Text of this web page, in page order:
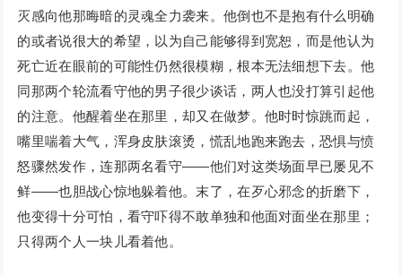
灭感向他那晦暗的灵魂全力袭来。他倒也不是抱有什么明确
的或者说很大的希望，以为自己能够得到宽恕，而是他认为
死亡近在眼前的可能性仍然很模糊，根本无法细想下去。他
同那两个轮流看守他的男子很少谈话，两人也没打算引起他
的注意。他醒着坐在那里，却又在做梦。他时时惊跳而起，
嘴里喘着大气，浑身皮肤滚烫，慌乱地跑来跑去，恐惧与愤
怒骤然发作，连那两名看守——他们对这类场面早已屡见不
鲜——也胆战心惊地躲着他。末了，在歹心邪念的折磨下，
他变得十分可怕，看守吓得不敢单独和他面对面坐在那里；
只得两个人一块儿看着他。